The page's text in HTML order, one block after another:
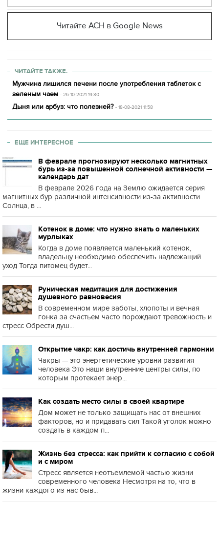
Читайте АСН в Google News
ЧИТАЙТЕ ТАКЖЕ.
Мужчина лишился печени после употребления таблеток с
зеленым чаем - 26-10-2021 19:30
Дыня или арбуз: что полезней? - 18-08-2021 11:58
ЕЩЕ ИНТЕРЕСНОЕ
В феврале прогнозируют несколько магнитных
бурь из-за повышенной солнечной активности —
календарь дат
В феврале 2026 года на Землю ожидается серия
магнитных бур различной интенсивности из-за активности
Солнца, в ...
Котенок в доме: что нужно знать о маленьких
мурлыках
Когда в доме появляется маленький котенок,
владельцу необходимо обеспечить надлежащий
уход Тогда питомец будет...
Руническая медитация для достижения
душевного равновесия
В современном мире заботы, хлопоты и вечная
гонка за счастьем часто порождают тревожность и
стресс Обрести душ...
Открытие чакр: как достичь внутренней гармонии
Чакры — это энергетические уровни развития
человека Это наши внутренние центры силы, по
которым протекает энер...
Как создать место силы в своей квартире
Дом может не только защищать нас от внешних
факторов, но и придавать сил Такой уголок можно
создать в каждом п...
Жизнь без стресса: как прийти к согласию с собой
и с миром
Стресс является неотъемлемой частью жизни
современного человека Несмотря на то, что в
жизни каждого из нас быв...